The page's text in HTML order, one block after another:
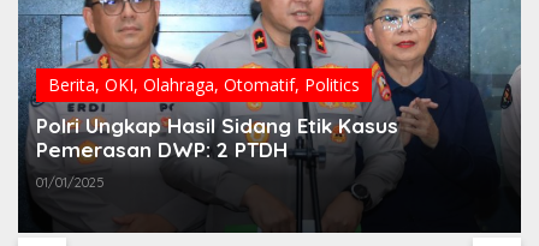
Berita, OKI, Olahraga, Otomatif, Politics
Polri Ungkap Hasil Sidang Etik Kasus
Pemerasan DWP: 2 PTDH
01/01/2025
Gerakan 3.000
Bendera Merah Putih